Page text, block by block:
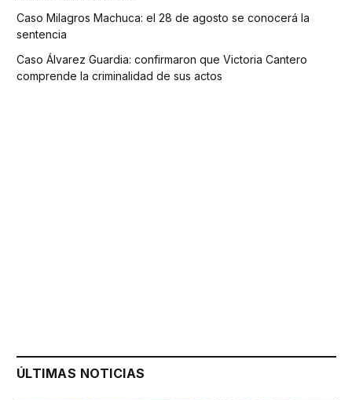
Caso Milagros Machuca: el 28 de agosto se conocerá la
sentencia
Caso Álvarez Guardia: confirmaron que Victoria Cantero
comprende la criminalidad de sus actos
ÚLTIMAS NOTICIAS